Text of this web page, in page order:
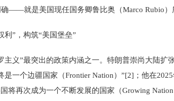
——就是美国现任国务卿鲁比奥（Marco Rubio）
利”，构筑“美国堡垒”
主义”最突出的政策内涵之一。特朗普崇尚大陆扩
是一个边疆国家（Frontier Nation）”[2]；他在
将再次成为一个不断发展的国家（Growing